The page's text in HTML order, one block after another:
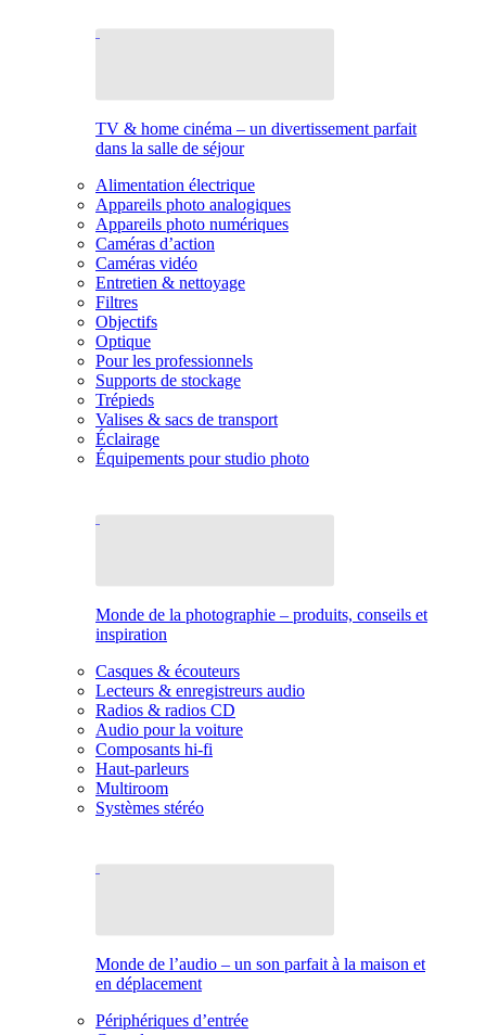
TV & home cinéma – un divertissement parfait
dans la salle de séjour
Alimentation électrique
Appareils photo analogiques
Appareils photo numériques
Caméras d’action
Caméras vidéo
Entretien & nettoyage
Filtres
Objectifs
Optique
Pour les professionnels
Supports de stockage
Trépieds
Valises & sacs de transport
Éclairage
Équipements pour studio photo
Monde de la photographie – produits, conseils et
inspiration
Casques & écouteurs
Lecteurs & enregistreurs audio
Radios & radios CD
Audio pour la voiture
Composants hi-fi
Haut-parleurs
Multiroom
Systèmes stéréo
Monde de l’audio – un son parfait à la maison et
en déplacement
Périphériques d’entrée